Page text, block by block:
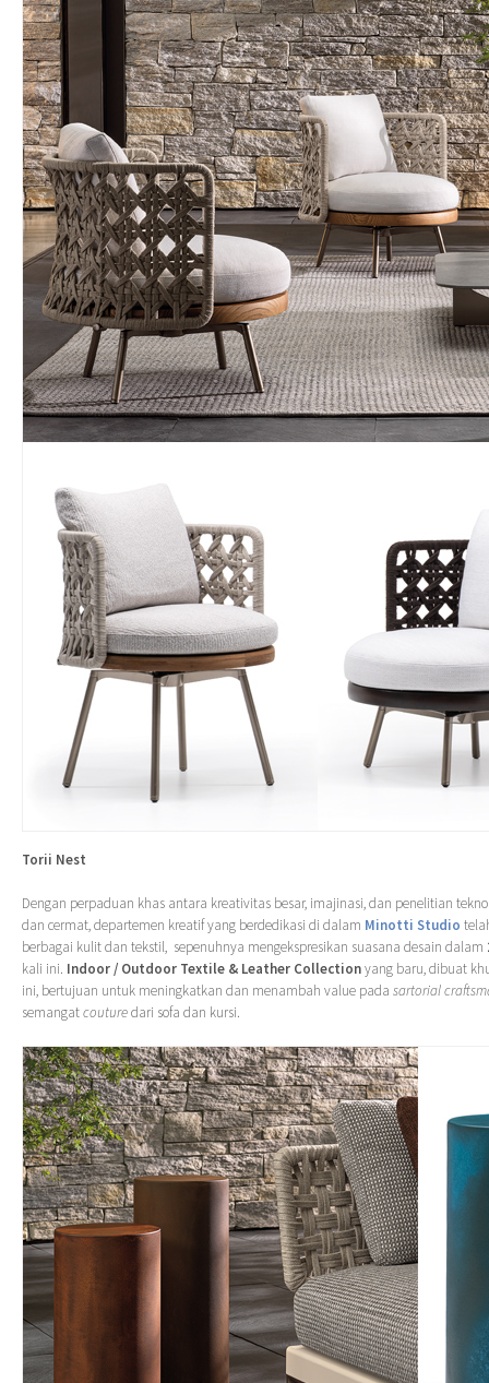
Torii Nest
Dengan perpaduan khas antara kreativitas besar, imajinasi, dan penelitian
dan cermat, departemen kreatif yang berdedikasi di dalam Minotti Studio
berbagai kulit dan tekstil, sepenuhnya mengekspresikan suasana desain dalam
kali ini. Indoor / Outdoor Textile & Leather Collectionyang baru, dibuat
ini, bertujuan untuk meningkatkan dan menambah value pada sartorial
semangatcouturedari sofa dan kursi.